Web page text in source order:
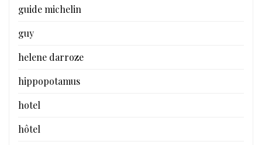
guide michelin
guy
helene darroze
hippopotamus
hotel
hôtel